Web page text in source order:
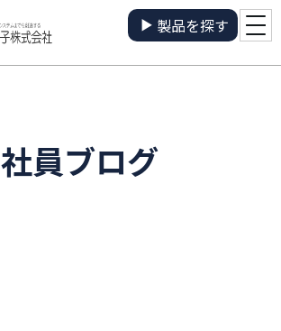
製品を探す
社員ブログ